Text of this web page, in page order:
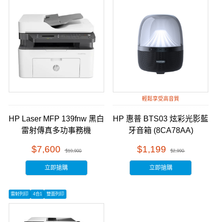
HP Laser MFP 139fnw 黑白
雷射傳真多功事務機
$7,600 $10,900
立即搶購
輕鬆享受高音質
HP 惠普 BTS03 炫彩光影藍
牙音箱 (8CA78AA)
$1,199 $2,990
立即搶購
雷射列印 4合1 雙面列印